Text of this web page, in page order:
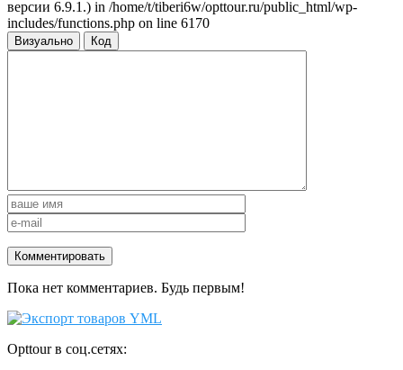
версии 6.9.1.) in /home/t/tiberi6w/opttour.ru/public_html/wp-
includes/functions.php on line 6170
Визуально Код
Пока нет комментариев. Будь первым!
Opttour в соц.сетях: